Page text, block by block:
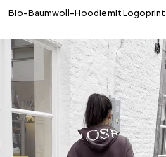
Bio-Baumwoll-Hoodie mit Logoprint